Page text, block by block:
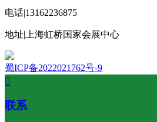
电话|13162236875
地址|上海虹桥国家会展中心
蜀ICP备2022021762号-9

联系